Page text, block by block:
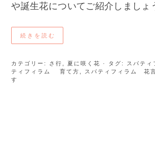
や誕生花についてご紹介しましょ
続きを読む
カテゴリー: さ行 ,夏に咲く花 · タグ: スパティ
ティフィラム 育て方
スパティフィラム 花
す